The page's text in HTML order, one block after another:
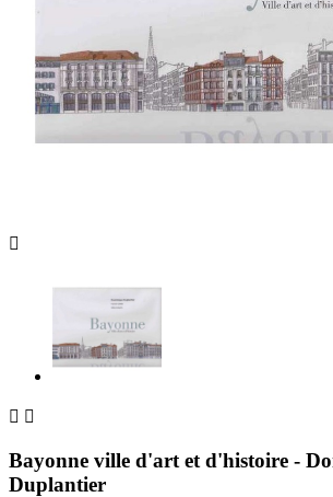

 
Bayonne ville d'art et d'histoire -
Duplantier